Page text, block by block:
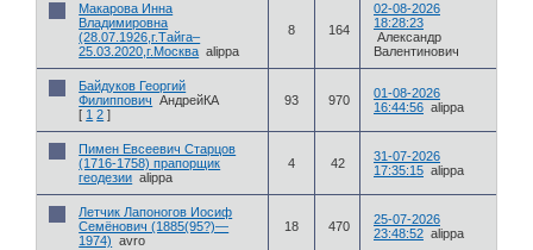
Макарова Инна
Владимировна
(28.07.1926,г.Тайга–
25.03.2020,г.Москва alippa
8 164
02-08-2026
18:28:23
Александр
Валентинович
Байдуков Георгий
Филиппович
АндрейКА
[ 1 2 ]
93 970
01-08-2026
16:44:56 alippa
Пимен Евсеевич Старцов
(1716-1758) прапорщик
геодезии alippa
4 42
31-07-2026
17:35:15 alippa
Летчик Лапоногов Иосиф
Семёнович (1885(95?)—
1974)
avro
18 470
25-07-2026
23:48:52 alippa